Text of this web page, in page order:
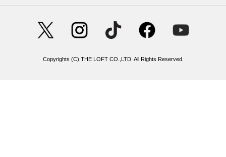
Copyrights (C) THE LOFT CO.,LTD. All Rights Reserved.